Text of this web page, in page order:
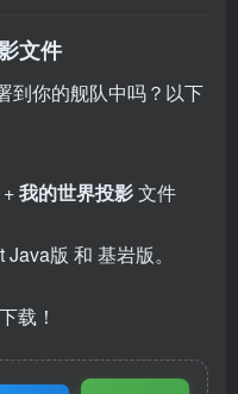
文件
到你的舰队中吗？以下
我的世界投影文件
版 和 基岩版。
载！